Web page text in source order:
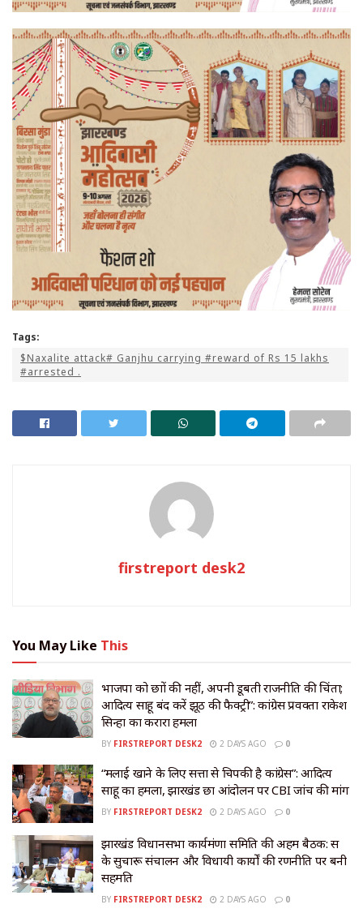
Tags:
$Naxalite attack# Ganjhu carrying #reward of Rs 15 lakhs
#arrested .
firstreport desk2
You May Like This
भाजपा को छात्रों की नहीं, अपनी डूबती राजनीति की चिंता;
आदित्य साहू बंद करें झूठ की फैक्ट्री”: कांग्रेस प्रवक्ता राकेश
सिन्हा का करारा हमला
BY FIRSTREPORT DESK2 2 DAYS AGO 0
“मलाई खाने के लिए सत्ता से चिपकी है कांग्रेस”: आदित्य
साहू का हमला, झारखंड छात्र आंदोलन पर CBI जांच की मांग
BY FIRSTREPORT DESK2 2 DAYS AGO 0
झारखंड विधानसभा कार्यमंत्रणा समिति की अहम बैठक: सत्र
के सुचारू संचालन और विधायी कार्यों की रणनीति पर बनी
सहमति
BY FIRSTREPORT DESK2 2 DAYS AGO 0